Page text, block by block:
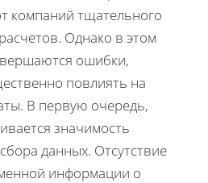
компаний тщательного
Однако в этом
ошибки,
повлиять на
В первую очередь,
значимость
данных. Отсутствие
информации о